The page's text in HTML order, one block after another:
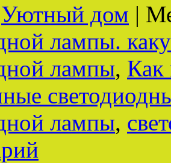
Уютный дом |
лампы.
лампы, Как
лампы,